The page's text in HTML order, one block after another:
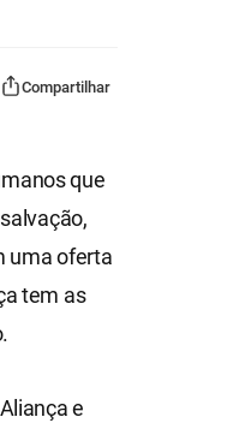
Compartilhar
que
uma oferta
tem as
e